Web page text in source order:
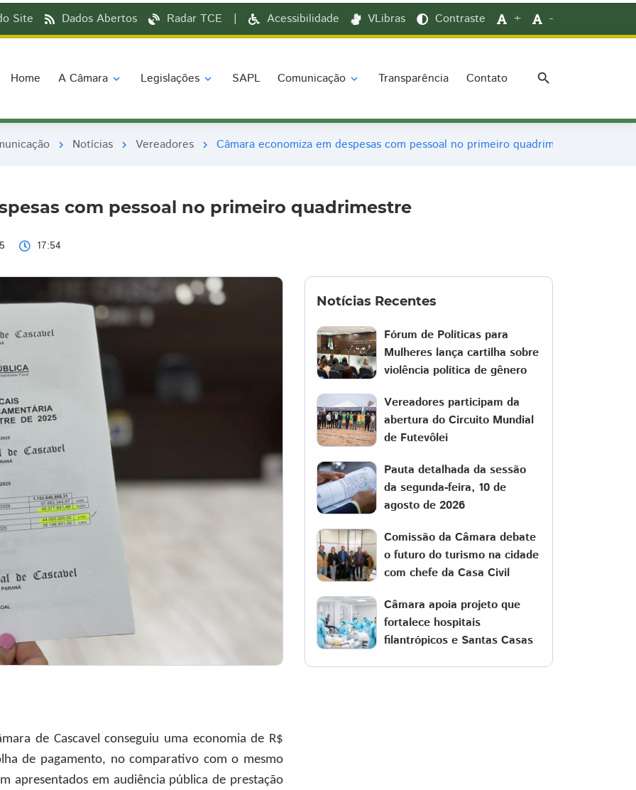
Site Dados Abertos Radar TCE | Acessibilidade VLibras Contraste + -
Home A Câmara expand_more Legislações expand_more SAPL Comunicação expand_more Transparência Contato search
chevron_right Notícias chevron_right Vereadores chevron_right Câmara economiza em despesas com pessoal no primeiro quadrimestre
com pessoal no primeiro quadrimestre
17:54
de Cascavel conseguiu uma economia de R$
de pagamento, no comparativo com o mesmo
apresentados em audiência pública de prestação
Notícias Recentes
Fórum de Políticas para
Mulheres lança cartilha sobre
violência política de gênero
Vereadores participam da
abertura do Circuito Mundial
de Futevôlei
Pauta detalhada da sessão
da segunda-feira, 10 de
agosto de 2026
Comissão da Câmara debate
o futuro do turismo na cidade
com chefe da Casa Civil
Câmara apoia projeto que
fortalece hospitais
filantrópicos e Santas Casas